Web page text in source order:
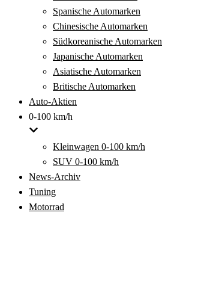
Spanische Automarken
Chinesische Automarken
Südkoreanische Automarken
Japanische Automarken
Asiatische Automarken
Britische Automarken
Auto-Aktien
0-100 km/h
Kleinwagen 0-100 km/h
SUV 0-100 km/h
News-Archiv
Tuning
Motorrad